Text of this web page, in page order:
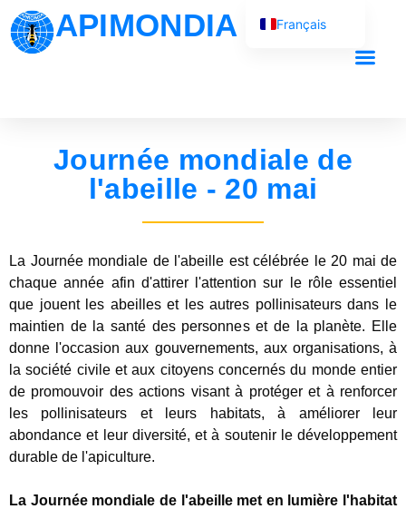
APIMONDIA
Journée mondiale de
l'abeille - 20 mai
La Journée mondiale de l'abeille est célébrée le 20 mai de
chaque année afin d'attirer l'attention sur le rôle essentiel
que jouent les abeilles et les autres pollinisateurs dans le
maintien de la santé des personnes et de la planète. Elle
donne l'occasion aux gouvernements, aux organisations, à
la société civile et aux citoyens concernés du monde entier
de promouvoir des actions visant à protéger et à renforcer
les pollinisateurs et leurs habitats, à améliorer leur
abondance et leur diversité, et à soutenir le développement
durable de l'apiculture.
La Journée mondiale de l'abeille met en lumière l'habitat
Français
Русский